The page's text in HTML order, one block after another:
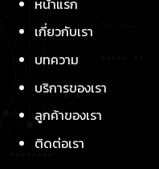
เกี่ยวกับเรา
บทความ
บริการของเรา
ลูกค้าของเรา
ติดต่อเรา